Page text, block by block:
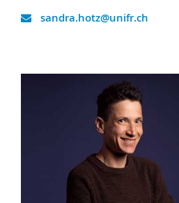
sandra.hotz@unifr.ch